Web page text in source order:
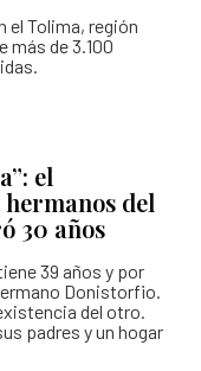
el Tolima, región
más de 3.100
el
del
30 años
39 años y por
Donistorfio.
del otro.
padres y un hogar